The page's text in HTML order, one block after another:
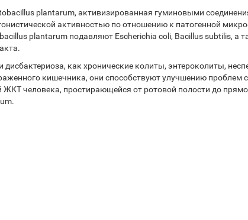
plantarum, активизированная гуминовыми
активностью по отношению к патогенной
plantarum подавляют Escherichia coli, Bacillus subtilis, а
как хронические колиты, энтероколиты,
кишечника, они способствуют улучшению проблем
человека, простирающейся от ротовой полости до